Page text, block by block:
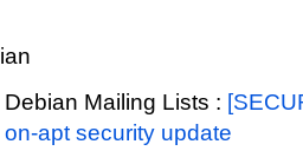
Debian Mailing Lists :
on-apt security update